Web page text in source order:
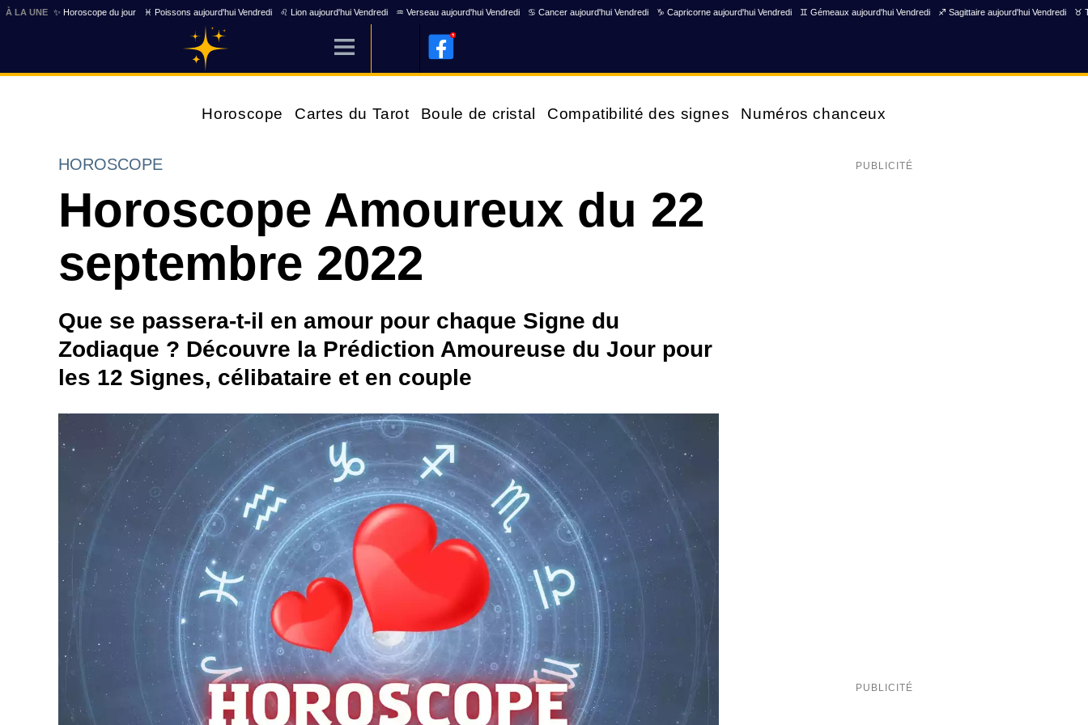
À LA UNE ✨ Horoscope du jour ♓ Poissons aujourd'hui Vendredi ♌ Lion aujourd'hui Vendredi ♒ Verseau aujourd'hui Vendredi ♋ Cancer aujourd'hui Vendredi ♑ Capricorne aujourd'hui Vendredi ♊ Gémeaux aujourd'hui Vendredi ♐ Sagittaire aujourd'hui Vendredi ♉
Horoscope Cartes du Tarot Boule de cristal Compatibilité des signes Numéros chanceux
HOROSCOPE
Horoscope Amoureux du 22
septembre 2022
Que se passera-t-il en amour pour chaque Signe du
Zodiaque ? Découvre la Prédiction Amoureuse du Jour pour
les 12 Signes, célibataire et en couple